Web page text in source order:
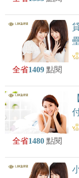
全省1409 點閱
全省1480 點閱